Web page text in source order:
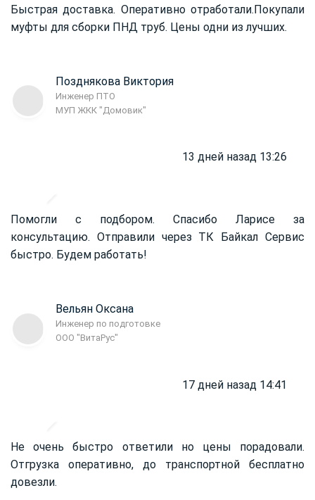
Быстрая доставка. Оперативно отработали.Покупали
муфты для сборки ПНД труб. Цены одни из лучших.
Позднякова Виктория
Инженер ПТО
МУП ЖКК "Домовик"
13 дней назад 13:26
Помогли с подбором. Спасибо Ларисе за
консультацию. Отправили через ТК Байкал Сервис
быстро. Будем работать!
Вельян Оксана
Инженер по подготовке
ООО "ВитаРус"
17 дней назад 14:41
Не очень быстро ответили но цены порадовали.
Отгрузка оперативно, до транспортной бесплатно
довезли.